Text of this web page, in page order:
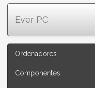
Ever PC
Ordenadores
Componentes